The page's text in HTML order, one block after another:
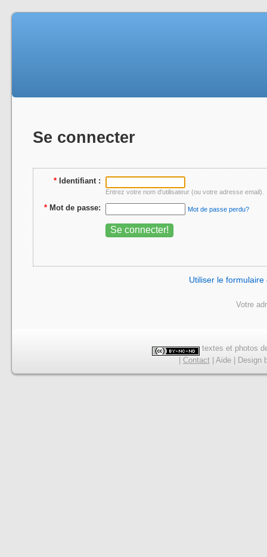
Se connecter
* Identifiant :
Entrez votre nom d'utilisateur (ou votre adresse email).
* Mot de passe: Mot de passe perdu?
Utiliser le
Votre
textes et photos
| Contact| Aide| Design